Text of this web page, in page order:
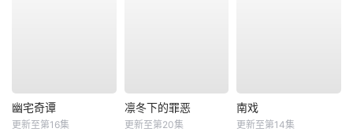
幽宅奇谭
更新至第16集
凛冬下的罪恶
更新至第20集
南戏
更新至第14集